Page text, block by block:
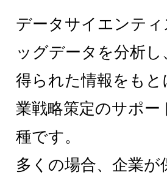
データサイエンテ
ッグデータを分析し
得られた情報をもと
業戦略策定のサポー
種です。
多くの場合、企業が